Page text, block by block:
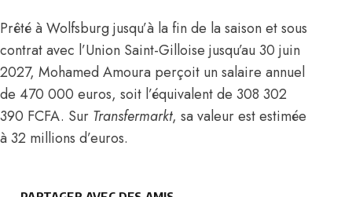
Prêté à Wolfsburg jusqu’à la fin de la saison et sous
contrat avec l’Union Saint-Gilloise jusqu’au 30 juin
2027, Mohamed Amoura perçoit un salaire annuel
de 470 000 euros, soit l’équivalent de 308 302
390 FCFA. Sur Transfermarkt, sa valeur est estimée
à 32 millions d’euros.